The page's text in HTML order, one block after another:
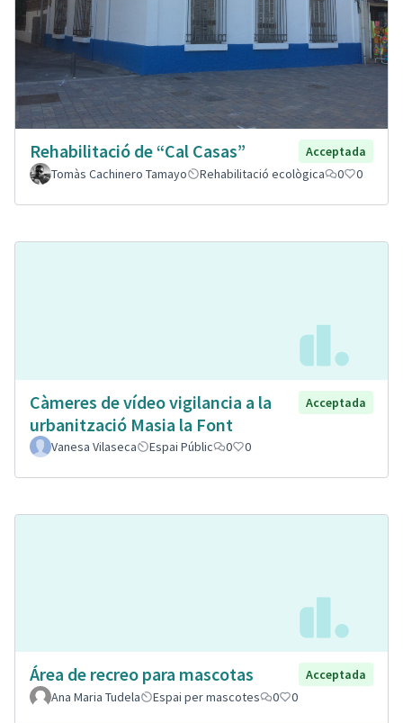
Rehabilitació de “Cal Casas”
Acceptada
Tomàs Cachinero Tamayo
Rehabilitació ecològica 0 0
Càmeres de vídeo vigilancia a la
urbanització Masia la Font
Acceptada
Vanesa Vilaseca Espai Públic 0 0
Área de recreo para mascotas
Acceptada
Ana Maria Tudela
Espai per mascotes 0 0